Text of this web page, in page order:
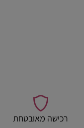
רכישה מאובטחת